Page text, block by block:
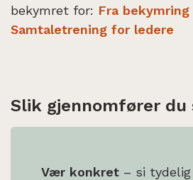
bekymret for: Fra
Samtaletrening for ledere
Slik gjennomfører du
Vær konkret – si